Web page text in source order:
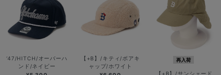
’47/HITCH/オーバーハ
ンド/ネイビー
【+B】/キティ/ボアキ
ャップ/ホワイト
再入荷